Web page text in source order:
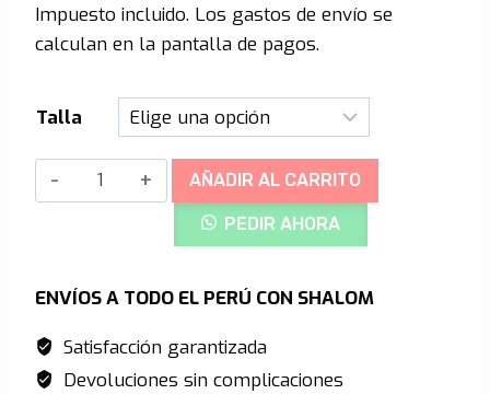
original
S/526.00.
actual
S/420.00.
Impuesto incluido. Los gastos de envío se
calculan en la pantalla de pagos.
Talla
Rodilleras
Dainese
Pro
Black
cantidad
AÑADIR AL CARRITO
PEDIR AHORA
ENVÍOS A TODO EL PERÚ CON SHALOM
Satisfacción garantizada
Devoluciones sin complicaciones